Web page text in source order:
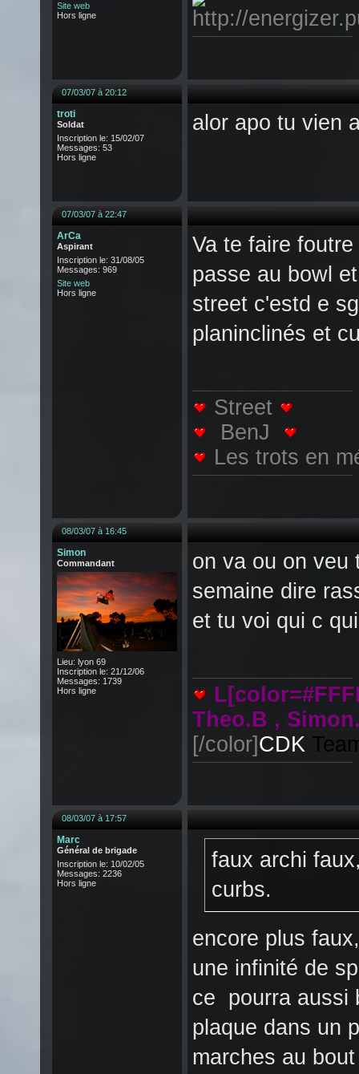
Site web
Hors ligne
07/03/07 à 20:12
troti
Soldat
Inscription le: 15/02/07
Messages: 53
Hors ligne
alor apo tu vien
07/03/07 à 22:47
ArCa
Aspirant
Inscription le: 31/08/05
Messages: 969
Site web
Hors ligne
Va te faire
passe au bowl
street c'estd e
planinclinés et
Street
BenJ
Les trots en
08/03/07 à 16:45
Simon
Commandant
Lieu: lyon 69
Inscription le: 21/12/06
Messages: 1739
Hors ligne
on va ou on veu
semaine dire
et tu voi qui c
Theo.B ,
[/color]CDK
08/03/07 à 17:57
Marc
Général de brigade
Inscription le: 10/02/05
Messages: 2236
Hors ligne
faux archi
curbs.
encore plus
une infinité de
ce pourra aussi
plaque dans un
marches au